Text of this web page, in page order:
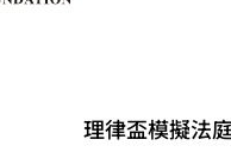
理律盃模擬法